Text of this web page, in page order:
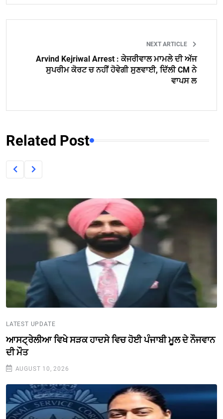
NEXT ARTICLE
Arvind Kejriwal Arrest : ਕੇਜਰੀਵਾਲ ਮਾਮਲੇ ਦੀ ਅੱਜ
ਸੁਪਰੀਮ ਕੋਰਟ ਚ ਨਹੀਂ ਹੋਵੇਗੀ ਸੁਣਵਾਈ, ਦਿੱਲੀ CM ਨੇ
ਵਾਪਸ ਲ
Related Post
LATEST UPDATE
ਆਸਟ੍ਰੇਲੀਆ ਵਿਖੇ ਸੜਕ ਹਾਦਸੇ ਵਿਚ ਹੋਈ ਪੰਜਾਬੀ ਮੂਲ ਦੇ ਨੌਜਵਾਨ
ਦੀ ਮੌਤ
AUGUST 10, 2026